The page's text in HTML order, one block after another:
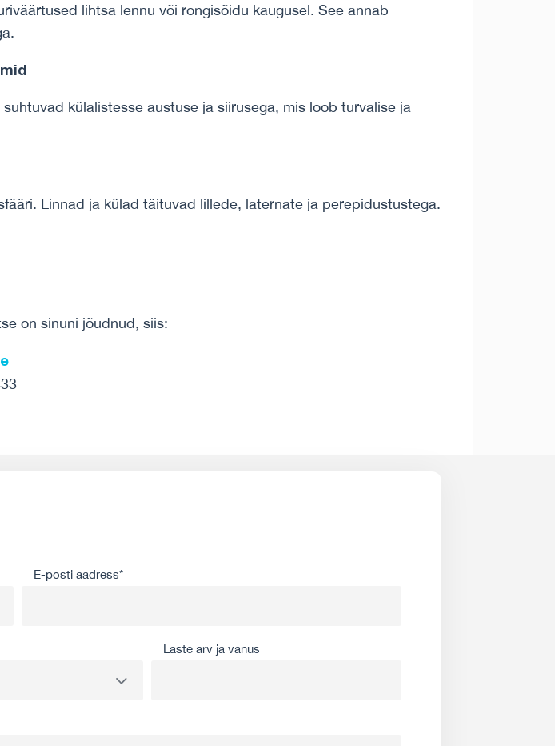
lihtsa lennu või rongisõidu kaugusel. See annab
külalistesse austuse ja siirusega, mis loob turvalise ja
Linnad ja külad täituvad lillede, laternate ja perepidustustega.
on sinuni jõudnud, siis:
E-posti aadress*
Laste arv ja vanus